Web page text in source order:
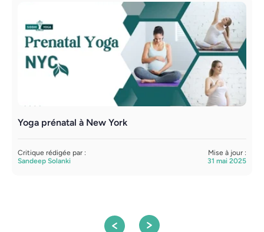
Yoga prénatal à New York
Critique rédigée par :
Sandeep Solanki
Mise à jour :
31 mai 2025